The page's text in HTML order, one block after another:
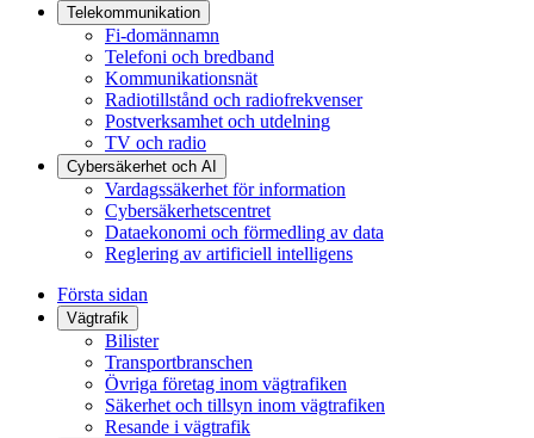
Telekommunikation
Fi-domännamn
Telefoni och bredband
Kommunikationsnät
Radiotillstånd och radiofrekvenser
Postverksamhet och utdelning
TV och radio
Cybersäkerhet och AI
Vardagssäkerhet för information
Cybersäkerhetscentret
Dataekonomi och förmedling av data
Reglering av artificiell intelligens
Första sidan
Vägtrafik
Bilister
Transportbranschen
Övriga företag inom vägtrafiken
Säkerhet och tillsyn inom vägtrafiken
Resande i vägtrafik